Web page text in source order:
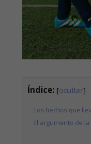
Índice: [ocultar]
Los hechos que
El argumento de